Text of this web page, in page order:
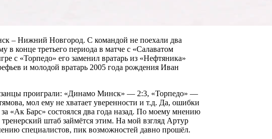
– Нижний Новгород. С командой не поехали два
конце третьего периода в матче с «Салаватом
с «Торпедо» его заменил вратарь из «Нефтяника»
и молодой вратарь 2005 года рождения Иван
проиграли: «Динамо Минск» — 2:3, «Торпедо» —
мол ему не хватает уверенности и т.д. Да, ошибки
«Ак Барс» состоялся два года назад. По моему мнению
штаб займётся этим. На мой взгляд Артур
специалистов, пик возможностей давно прошёл.